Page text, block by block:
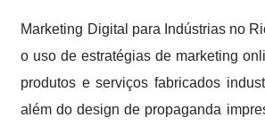
Marketing Digital para Indústrias no
o uso de estratégias de marketing
produtos e serviços fabricados
além do design de propaganda